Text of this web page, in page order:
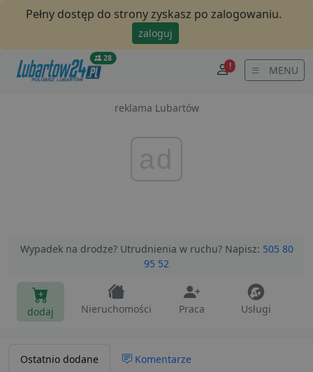
Pełny dostęp do strony zyskasz po zalogowaniu.
zaloguj
28
! MENU
reklama Lubartów
Wypadek na drodze? Utrudnienia w ruchu? Napisz: 505 80
95 52
dodaj Nieruchomości Praca Usługi
Ostatnio dodane Komentarze